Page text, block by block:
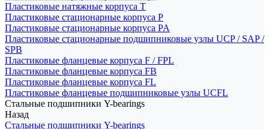
Пластиковые натяжные корпуса T
Пластиковые стационарные корпуса P
Пластиковые стационарные корпуса PA
Пластиковые стационарные подшипниковые узлы UCP / SAP /
SPB
Пластиковые фланцевые корпуса F / FPL
Пластиковые фланцевые корпуса FB
Пластиковые фланцевые корпуса FL
Пластиковые фланцевые подшипниковые узлы UCFL
Стальные подшипники Y-bearings
Назад
Стальные подшипники Y-bearings